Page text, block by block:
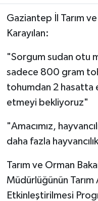
Gaziantep İl Tarım
Karayılan:
"Sorgum sudan otu
sadece 800 gram
tohumdan 2 hasatta
etmeyi bekliyoruz"
"Amacımız,
daha fazla
Tarım ve Orman
Müdürlüğünün Tarım
Etkinleştirilmesi
Sinemalar
Spor
Teknoloji
Video Haber
Yaşam
Yeme-İçme